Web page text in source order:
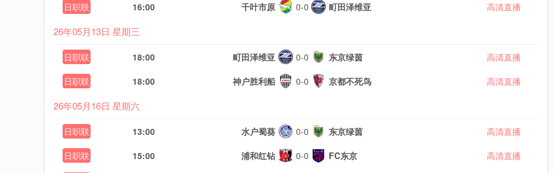
日职联
16:00 千叶市原 0-0 町田泽维亚 高清直播
26年05月13日 星期三
日职联 18:00 町田泽维亚 0-0 东京绿茵
高清直播
日职联
18:00 神户胜利船 0-0 京都不死鸟 高清直播
26年05月16日 星期六
日职联 13:00 水户蜀葵 0-0 东京绿茵
高清直播
日职联
15:00 浦和红钻 0-0 FC东京
高清直播